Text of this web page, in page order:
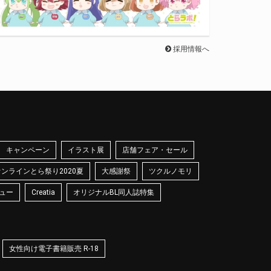
採用情報へ
キャンペーン イラスト展 店舗フェア・セール
ラインとら祭り2020夏 大感謝祭 ツクルノモリ
ー Creatia オリジナルBL同人誌特集
女性向け電子書籍販売 R-18